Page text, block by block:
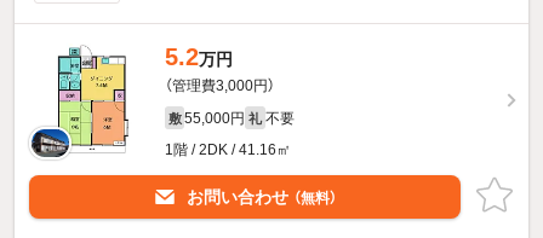
5.2万円
（管理費3,000円）
敷 55,000円 礼 不要
1階 / 2DK / 41.16㎡
お問い合わせ （無料）